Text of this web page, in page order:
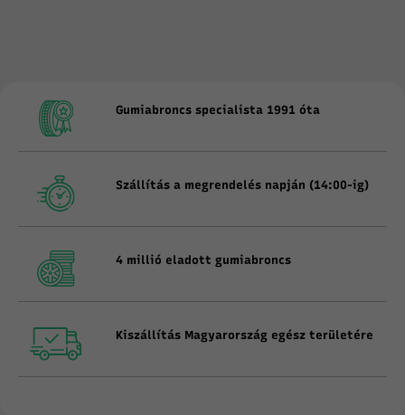
Gumiabroncs specialista 1991 óta
Szállítás a megrendelés napján (14:00-ig)
4 millió eladott gumiabroncs
Kiszállítás Magyarország egész területére